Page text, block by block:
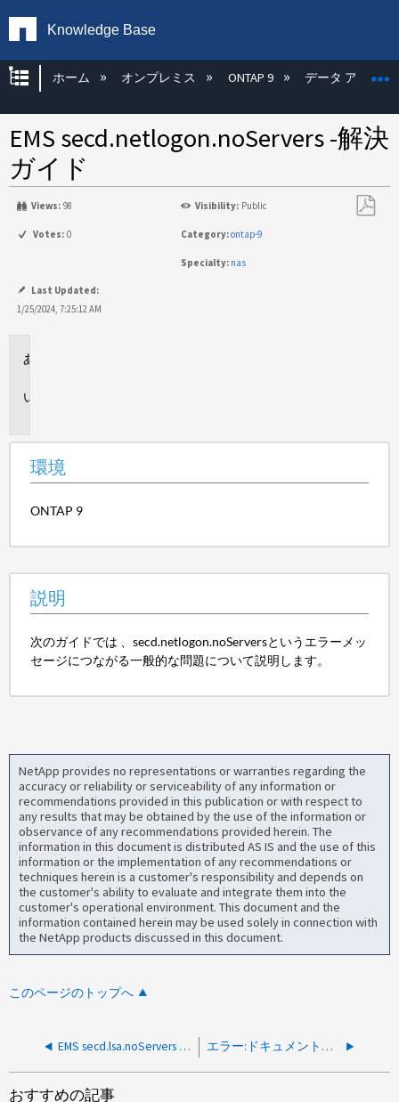
Knowledge Base
グローバル階層を展開/折りたたむ
ホーム オンプレミス ONTAP 9 データ アクセス
EMS secd.netlogon.noServers -解決
ガイド
Views: 98 Visibility: Public
Votes: 0 Category:ontap-9
Specialty: nas
Last Updated:
1/25/2024, 7:25:12 AM
環境
ONTAP 9
説明
次のガイドでは 、secd.netlogon.noServersというエラーメッ
セージにつながる一般的な問題について説明します。
NetApp provides no representations or warranties regarding the
accuracy or reliability or serviceability of any information or
recommendations provided in this publication or with respect to
any results that may be obtained by the use of the information or
observance of any recommendations provided herein. The
information in this document is distributed AS IS and the use of this
information or the implementation of any recommendations or
techniques herein is a customer's responsibility and depends on
the customer's ability to evaluate and integrate them into the
customer's operational environment. This document and the
information contained herein may be used solely in connection with
the NetApp products discussed in this document.
このページのトップへ
EMS secd.lsa.noServers - 解決ガイド エラー:ドキュメントがMicrosoft Officeファイルに保存されていません
おすすめの記事